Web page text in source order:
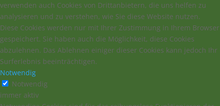
verwenden auch Cookies von Drittanbietern, die uns helfen zu
analysieren und zu verstehen, wie Sie diese Website nutzen.
Diese Cookies werden nur mit Ihrer Zustimmung in Ihrem Browser
gespeichert. Sie haben auch die Möglichkeit, diese Cookies
abzulehnen. Das Ablehnen einiger dieser Cookies kann jedoch Ihr
Surferlebnis beeinträchtigen.
Notwendig
Notwendig
immer aktiv